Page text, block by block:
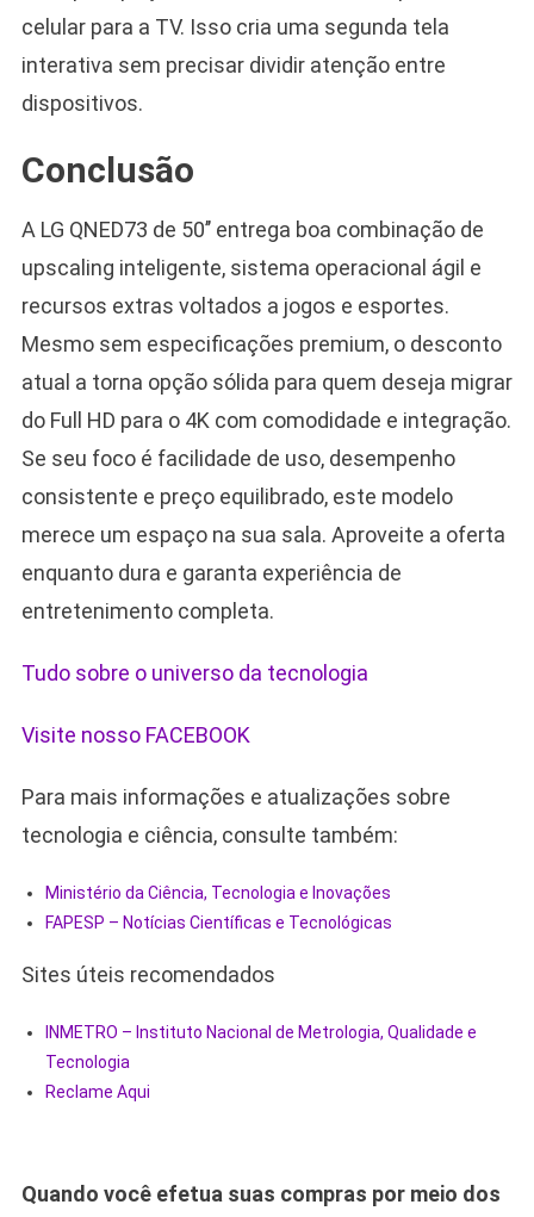
celular para a TV. Isso cria uma segunda tela
interativa sem precisar dividir atenção entre
dispositivos.
Conclusão
A LG QNED73 de 50’’ entrega boa combinação de
upscaling inteligente, sistema operacional ágil e
recursos extras voltados a jogos e esportes.
Mesmo sem especificações premium, o desconto
atual a torna opção sólida para quem deseja migrar
do Full HD para o 4K com comodidade e integração.
Se seu foco é facilidade de uso, desempenho
consistente e preço equilibrado, este modelo
merece um espaço na sua sala. Aproveite a oferta
enquanto dura e garanta experiência de
entretenimento completa.
Tudo sobre o universo da tecnologia
Visite nosso FACEBOOK
Para mais informações e atualizações sobre
tecnologia e ciência, consulte também:
Ministério da Ciência, Tecnologia e Inovações
FAPESP – Notícias Científicas e Tecnológicas
Sites úteis recomendados
INMETRO – Instituto Nacional de Metrologia, Qualidade e
Tecnologia
Reclame Aqui
Quando você efetua suas compras por meio dos